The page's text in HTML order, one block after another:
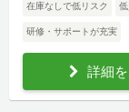
在庫なしで低リスク
研修・サポートが充実
詳細